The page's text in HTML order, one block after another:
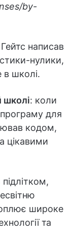
by-
Гейтс написав
нулики,
в школі.
школі: коли
для
кодом,
цікавими
широке
та